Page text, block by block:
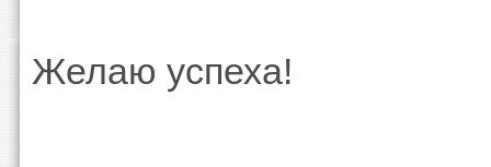
Желаю успеха!